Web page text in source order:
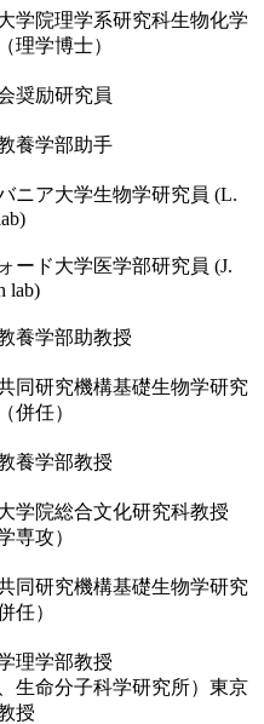
学院理学系研究科生物化学
理学博士）
奨励研究員
養学部助手
ニア大学生物学研究員 (L.
ード大学医学部研究員 (J.
lab)
養学部助教授
同研究機構基礎生物学研究
併任）
養学部教授
学院総合文化研究科教授
専攻）
同研究機構基礎生物学研究
任）
理学部教授
生命分子科学研究所）東京
授